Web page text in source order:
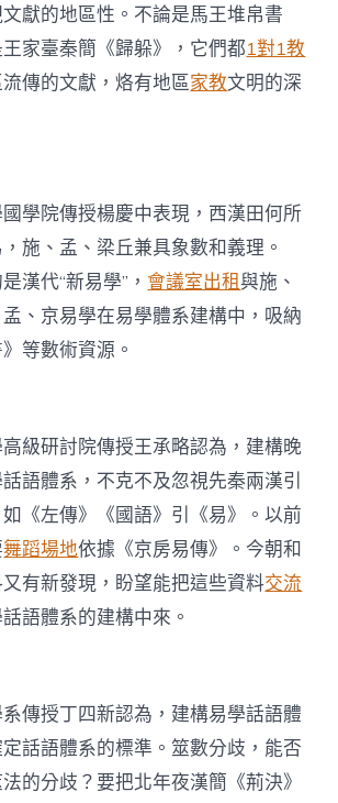
獻的地區性。不論是馬王堆帛書
王家臺秦簡《歸躲》，它們都1對1教
傳的文獻，烙有地區家教文明的深
學院傳授楊慶中表現，西漢田何所
施、孟、梁丘兼具象數和義理。
漢代“新易學”，會議室出租與施、
、京易學在易學體系建構中，吸納
等數術資源。
級研討院傳授王承略認為，建構晚
語體系，不克不及忽視先秦兩漢引
如《左傳》《國語》引《易》。以前
舞蹈場地依據《京房易傳》。今朝和
有新發現，盼望能把這些資料交流
語體系的建構中來。
傳授丁四新認為，建構易學話語體
話語體系的標準。筮數分歧，能否
的分歧？要把北年夜漢簡《荊決》